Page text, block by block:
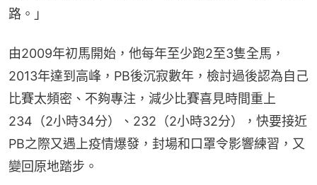
路。」
由2009年初馬開始，他每年至少跑2至3隻全馬，
2013年達到高峰，PB後沉寂數年，檢討過後認為自己
比賽太頻密、不夠專注，減少比賽喜見時間重上
234（2小時34分）、232（2小時32分），快要接近
PB之際又遇上疫情爆發，封場和口罩令影響練習，又
變回原地踏步。